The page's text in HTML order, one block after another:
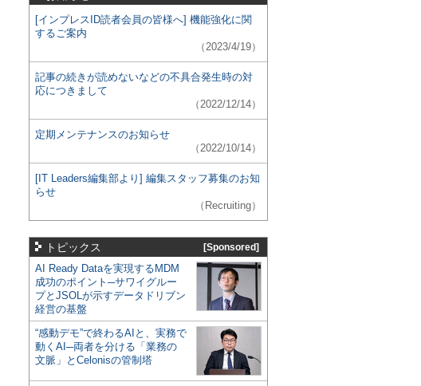
[インプレスID読者会員の皆様へ] 機能強化に関
するご案内
（2023/4/19）
記事の続きが読めないなどの不具合発生時の対
応につきまして
（2022/12/14）
定期メンテナンスのお知らせ
（2022/10/14）
[IT Leaders編集部より] 編集スタッフ募集のお知
らせ
（Recruiting）
トピックス [Sponsored]
AI Ready Dataを実現するMDM
成功のポイント─サワイグルー
プとJSOLが示すデータドリブン
経営の基盤
“感動デモ”で終わるAIと、実務で
動くAI─両者を分ける「業務の
文脈」とCelonisの管制塔